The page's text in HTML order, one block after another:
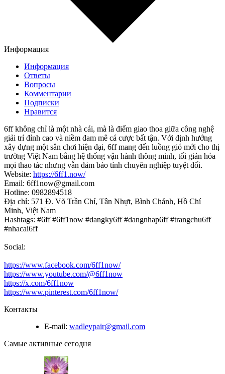
Информация
Информация
Ответы
Вопросы
Комментарии
Подписки
Нравится
6ff không chỉ là một nhà cái, mà là điểm giao thoa giữa công nghệ
giải trí đỉnh cao và niềm đam mê cá cược bất tận. Với định hướng
xây dựng một sân chơi hiện đại, 6ff mang đến luồng gió mới cho thị
trường Việt Nam bằng hệ thống vận hành thông minh, tối giản hóa
mọi thao tác nhưng vẫn đảm bảo tính chuyên nghiệp tuyệt đối.
Website: https://6ff1.now/
Email: 6ff1now@gmail.com
Hotline: 0982894518
Địa chỉ: 571 Đ. Võ Trần Chí, Tân Nhựt, Bình Chánh, Hồ Chí
Minh, Việt Nam
Hashtags: #6ff #6ff1now #dangky6ff #dangnhap6ff #trangchu6ff
#nhacai6ff
Social:
https://www.facebook.com/6ff1now/
https://www.youtube.com/@6ff1now
https://x.com/6ff1now
https://www.pinterest.com/6ff1now/
Контакты
E-mail: wadleypair@gmail.com
Самые активные сегодня